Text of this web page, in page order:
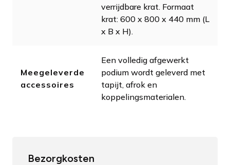
verrijdbare krat. Formaat
krat: 600 x 800 x 440 mm (L
x B x H).
Meegeleverde
accessoires
Een volledig afgewerkt
podium wordt geleverd met
tapijt, afrok en
koppelingsmaterialen.
Bezorgkosten